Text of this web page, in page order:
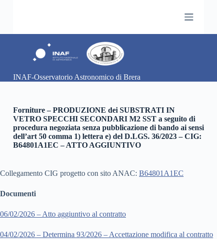
t
o
n
o
INAF-Osservatorio Astronomico di Brera
Forniture – PRODUZIONE dei SUBSTRATI IN
VETRO SPECCHI SECONDARI M2 SST a seguito di
procedura negoziata senza pubblicazione di bando ai sensi
dell’art 50 comma 1) lettera e) del D.LGS. 36/2023 – CIG:
B64801A1EC – ATTO AGGIUNTIVO
Collegamento CIG progetto con sito ANAC: B64801A1EC
Documenti
06/02/2026 – Atto aggiuntivo al contratto
04/02/2026 – Determina 93/2026 – Accettazione modifica al contratto